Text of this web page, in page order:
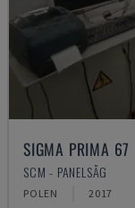
SIGMA PRIMA 67
SCM - PANELSÅG
POLEN 2017